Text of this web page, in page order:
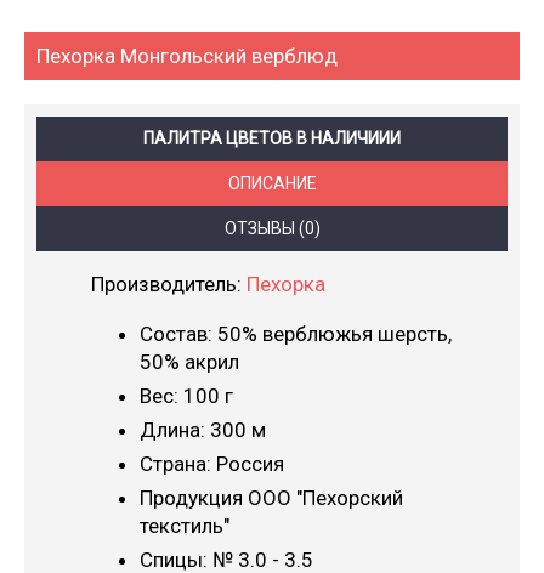
Пехорка Монгольский верблюд
ПАЛИТРА ЦВЕТОВ В НАЛИЧИИИ
ОПИСАНИЕ
ОТЗЫВЫ (0)
Производитель: Пехорка
Cостав: 50% верблюжья шерсть,
50% акрил
Вес: 100 г
Длина: 300 м
Страна: Россия
Продукция ООО "Пехорский
текстиль"
Спицы: № 3.0 - 3.5